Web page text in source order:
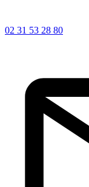
02 31 53 28 80